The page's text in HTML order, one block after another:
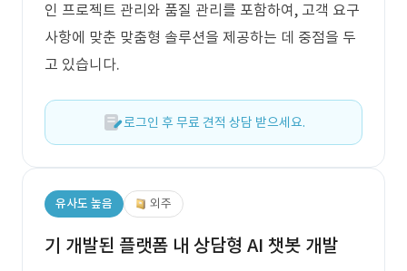
인 프로젝트 관리와 품질 관리를 포함하여, 고객 요구
사항에 맞춘 맞춤형 솔루션을 제공하는 데 중점을 두
고 있습니다.
로그인 후 무료 견적 상담 받으세요.
유사도 높음 외주
기 개발된 플랫폼 내 상담형 AI 챗봇 개발